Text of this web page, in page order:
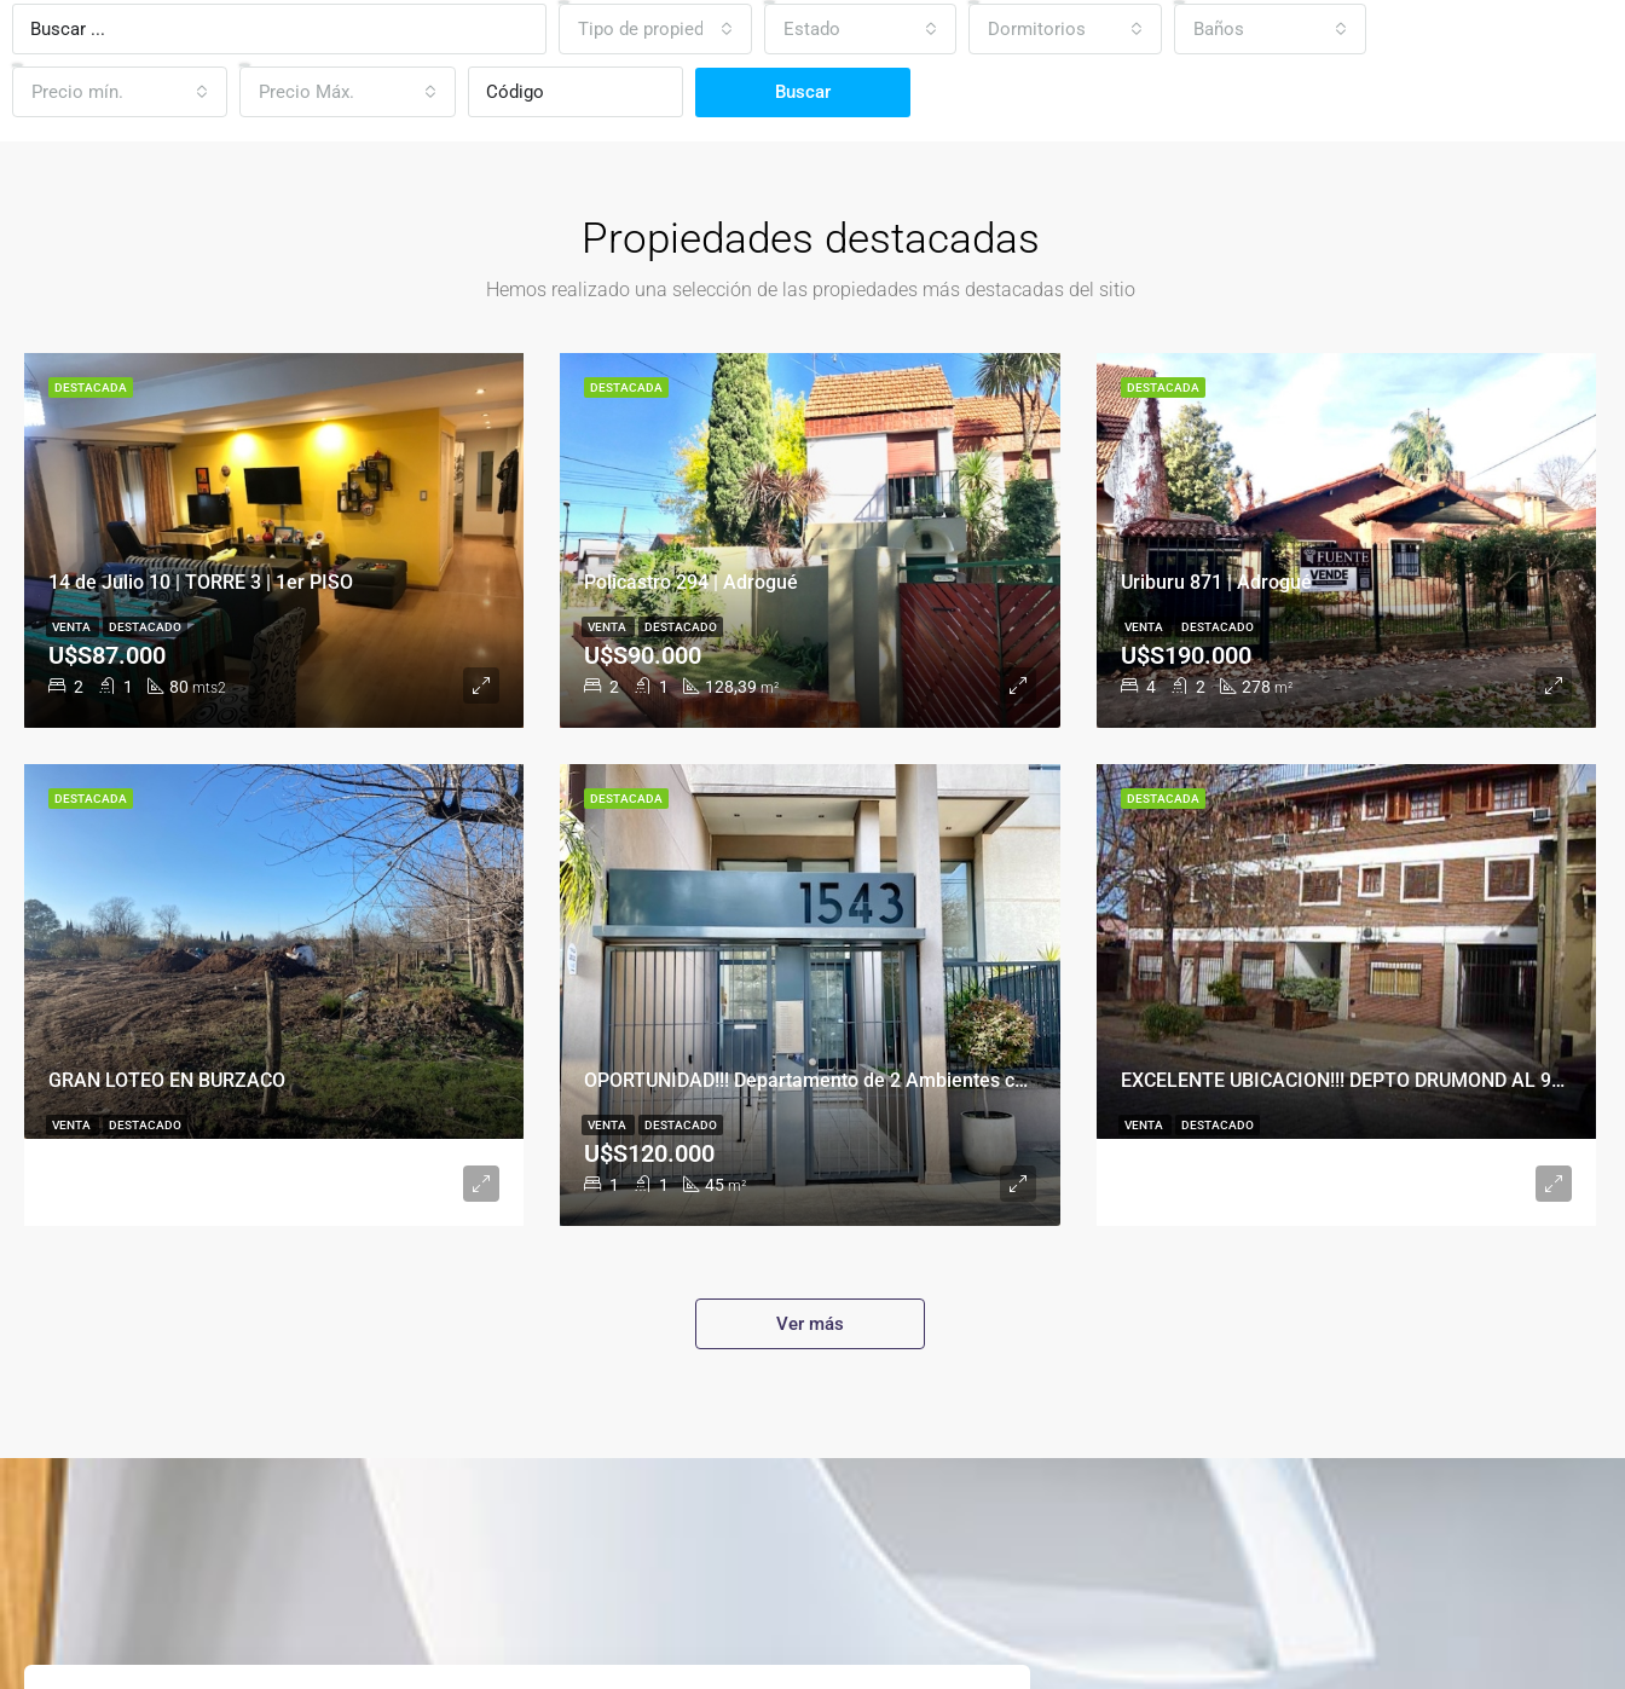
Tipo de propiedad Estado Dormitorios Baños
Precio mín. Precio Máx. Buscar
Propiedades destacadas
Hemos realizado una selección de las propiedades más destacadas del sitio
14 de Julio 10 | TORRE 3 | 1er PISO
2 1 80 mts2
U$S87.000
VENTA DESTACADO
DESTACADA
Policastro 294 | Adrogué
2 1 128,39 m²
U$S90.000
VENTA DESTACADO
DESTACADA
Uriburu 871 | Adrogué
4 2 278 m²
U$S190.000
VENTA DESTACADO
DESTACADA
GRAN LOTEO EN BURZACO
VENTA DESTACADO
DESTACADA
OPORTUNIDAD!!! Departamento de 2 Ambientes con Cochera en Banfield Este
1 1 45 m²
U$S120.000
VENTA DESTACADO
DESTACADA
EXCELENTE UBICACION!!! DEPTO DRUMOND AL 900
VENTA DESTACADO
DESTACADA
Ver más